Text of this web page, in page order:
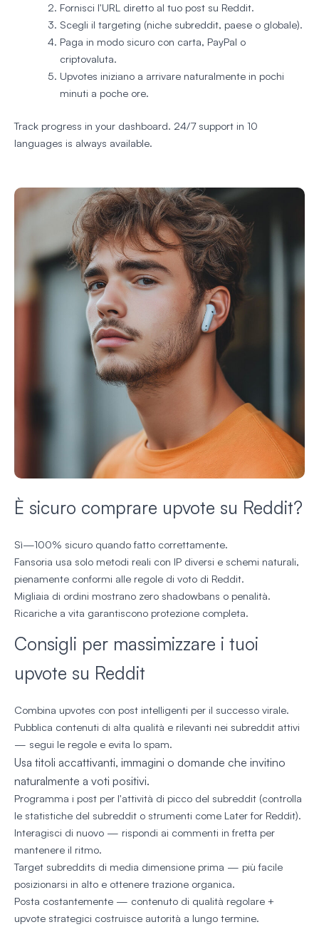
Fornisci l'URL diretto al tuo post su Reddit.
Scegli il targeting (niche subreddit, paese o globale).
Paga in modo sicuro con carta, PayPal o
criptovaluta.
Upvotes iniziano a arrivare naturalmente in pochi
minuti a poche ore.
Track progress in your dashboard. 24/7 support in 10
languages is always available.
È sicuro comprare upvote su Reddit?
Sì—100% sicuro quando fatto correttamente.
Fansoria usa solo metodi reali con IP diversi e schemi naturali,
pienamente conformi alle regole di voto di Reddit.
Migliaia di ordini mostrano zero shadowbans o penalità.
Ricariche a vita garantiscono protezione completa.
Consigli per massimizzare i tuoi
upvote su Reddit
Combina upvotes con post intelligenti per il successo virale.
Pubblica contenuti di alta qualità e rilevanti nei subreddit attivi
— segui le regole e evita lo spam.
Usa titoli accattivanti, immagini o domande che invitino
naturalmente a voti positivi.
Programma i post per l'attività di picco del subreddit (controlla
le statistiche del subreddit o strumenti come Later for Reddit).
Interagisci di nuovo — rispondi ai commenti in fretta per
mantenere il ritmo.
Target subreddits di media dimensione prima — più facile
posizionarsi in alto e ottenere trazione organica.
Posta costantemente — contenuto di qualità regolare +
upvote strategici costruisce autorità a lungo termine.